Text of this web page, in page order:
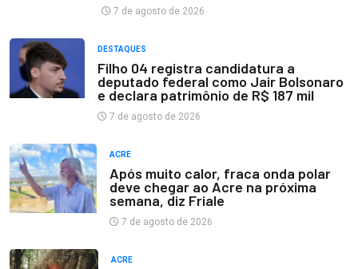
7 de agosto de 2026
DESTAQUES
Filho 04 registra candidatura a
deputado federal como Jair Bolsonaro
e declara patrimônio de R$ 187 mil
7 de agosto de 2026
ACRE
Após muito calor, fraca onda polar
deve chegar ao Acre na próxima
semana, diz Friale
7 de agosto de 2026
ACRE